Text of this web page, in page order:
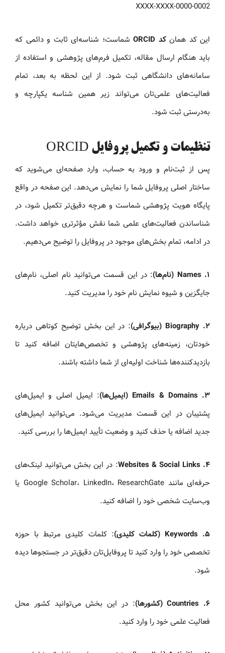
0000-0002-XXXX-XXXX
این کد همانکد ORCID
شماست؛ شناسه‌ای ثابت و دائمی که
باید هنگام ارسال مقاله، تکمیل فرم‌های پژوهشی و استفاده از
سامانه‌های دانشگاهی ثبت شود. از این لحظه به بعد، تمام
فعالیت‌های علمی‌تان می‌تواند زیر همین شناسه یکپارچه و
به‌درستی ثبت شود.
تنظیمات و تکمیل پروفایل ORCID
پس از ثبت‌نام و ورود به حساب، وارد صفحه‌ای می‌شوید که
ساختار اصلی پروفایل شما را نمایش می‌دهد. این صفحه در واقع
پایگاه هویت پژوهشی شماست و هرچه دقیق‌تر تکمیل شود، در
شناساندن فعالیت‌های علمی شما نقش مؤثرتری خواهد داشت.
در ادامه، تمام بخش‌های موجود در پروفایل را توضیح می‌دهیم.
۱. Names (نام‌ها)
: در این قسمت می‌توانید نام اصلی، نام‌های
جایگزین و شیوه نمایش نام خود را مدیریت کنید.
۲. Biography (بیوگرافی)
: در این بخش توضیح کوتاهی درباره
خودتان، زمینه‌های پژوهشی و تخصص‌هایتان اضافه کنید تا
بازدیدکننده‌ها شناخت اولیه‌ای از شما داشته باشند.
۳. Emails & Domains (ایمیل‌ها)
: ایمیل اصلی و ایمیل‌های
پشتیبان در این قسمت مدیریت می‌شود. می‌توانید ایمیل‌های
جدید اضافه یا حذف کنید و وضعیت تأیید ایمیل‌ها را بررسی کنید.
۴. Websites & Social Links
: در این بخش می‌توانید لینک‌های
حرفه‌ای مانند Google Scholar، LinkedIn، ResearchGate یا
وب‌سایت شخصی خود را اضافه کنید.
۵. Keywords (کلمات کلیدی)
: کلمات کلیدی مرتبط با حوزه
تخصصی خود را وارد کنید تا پروفایل‌تان دقیق‌تر در جستجوها دیده
شود.
۶. Countries (کشورها)
: در این بخش می‌توانید کشور محل
فعالیت علمی خود را وارد کنید.